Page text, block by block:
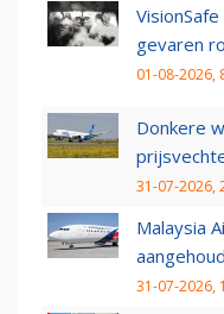
gevaren
01-08-2026,
Donkere
31-07-2026,
Malaysia
31-07-2026,